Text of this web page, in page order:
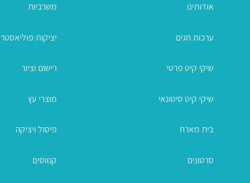
אודותינו
ערכות חגים
שיקי קיט פרטי
שיקי קיט סיטונאי
בית מארח
סרטונים
משרביות
יציקות פוליאסטר
רישום וציור
מוצרי עץ
פיסול ויציקה
קנווסים